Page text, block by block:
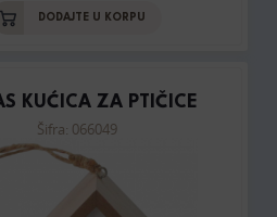
DODAJTE U KORPU
KUĆICA ZA PTIČICE
Šifra: 066049